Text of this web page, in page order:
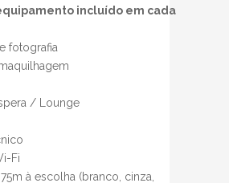
incluído em cada
fotografia
/ Lounge
Fi
à escolha (branco, cinza,